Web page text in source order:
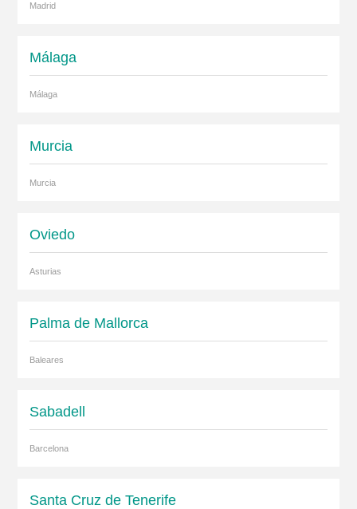
Madrid
Málaga
Málaga
Murcia
Murcia
Oviedo
Asturias
Palma de Mallorca
Baleares
Sabadell
Barcelona
Santa Cruz de Tenerife